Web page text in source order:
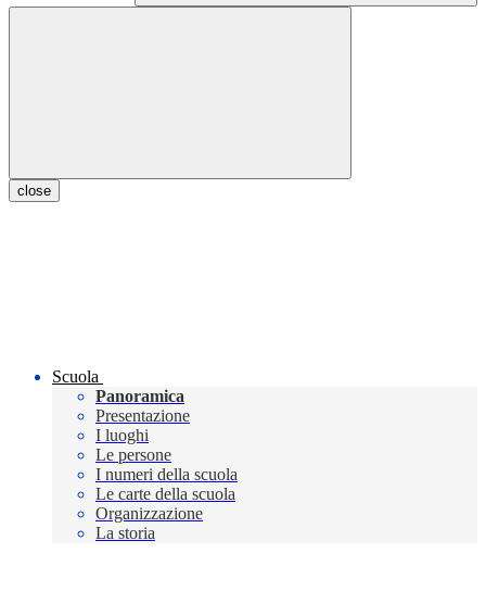
close
Scuola
Panoramica
Presentazione
I luoghi
Le persone
I numeri della scuola
Le carte della scuola
Organizzazione
La storia